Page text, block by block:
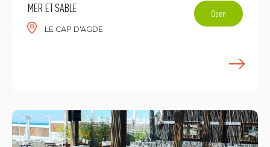
MER ET SABLE
LE CAP D'AGDE
Open